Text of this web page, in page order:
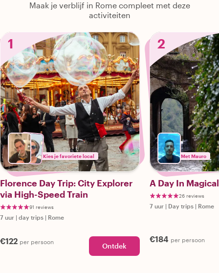
Maak je verblijf in Rome compleet met deze
activiteiten
1
Kies je favoriete local
Florence Day Trip: City Explorer
via High-Speed Train
91 reviews
7 uur | day trips | Rome
€122 per persoon Ontdek
2
Met Mauro
A Day In
26 reviews
7 uur | Day trips | Rome
€184 per persoon